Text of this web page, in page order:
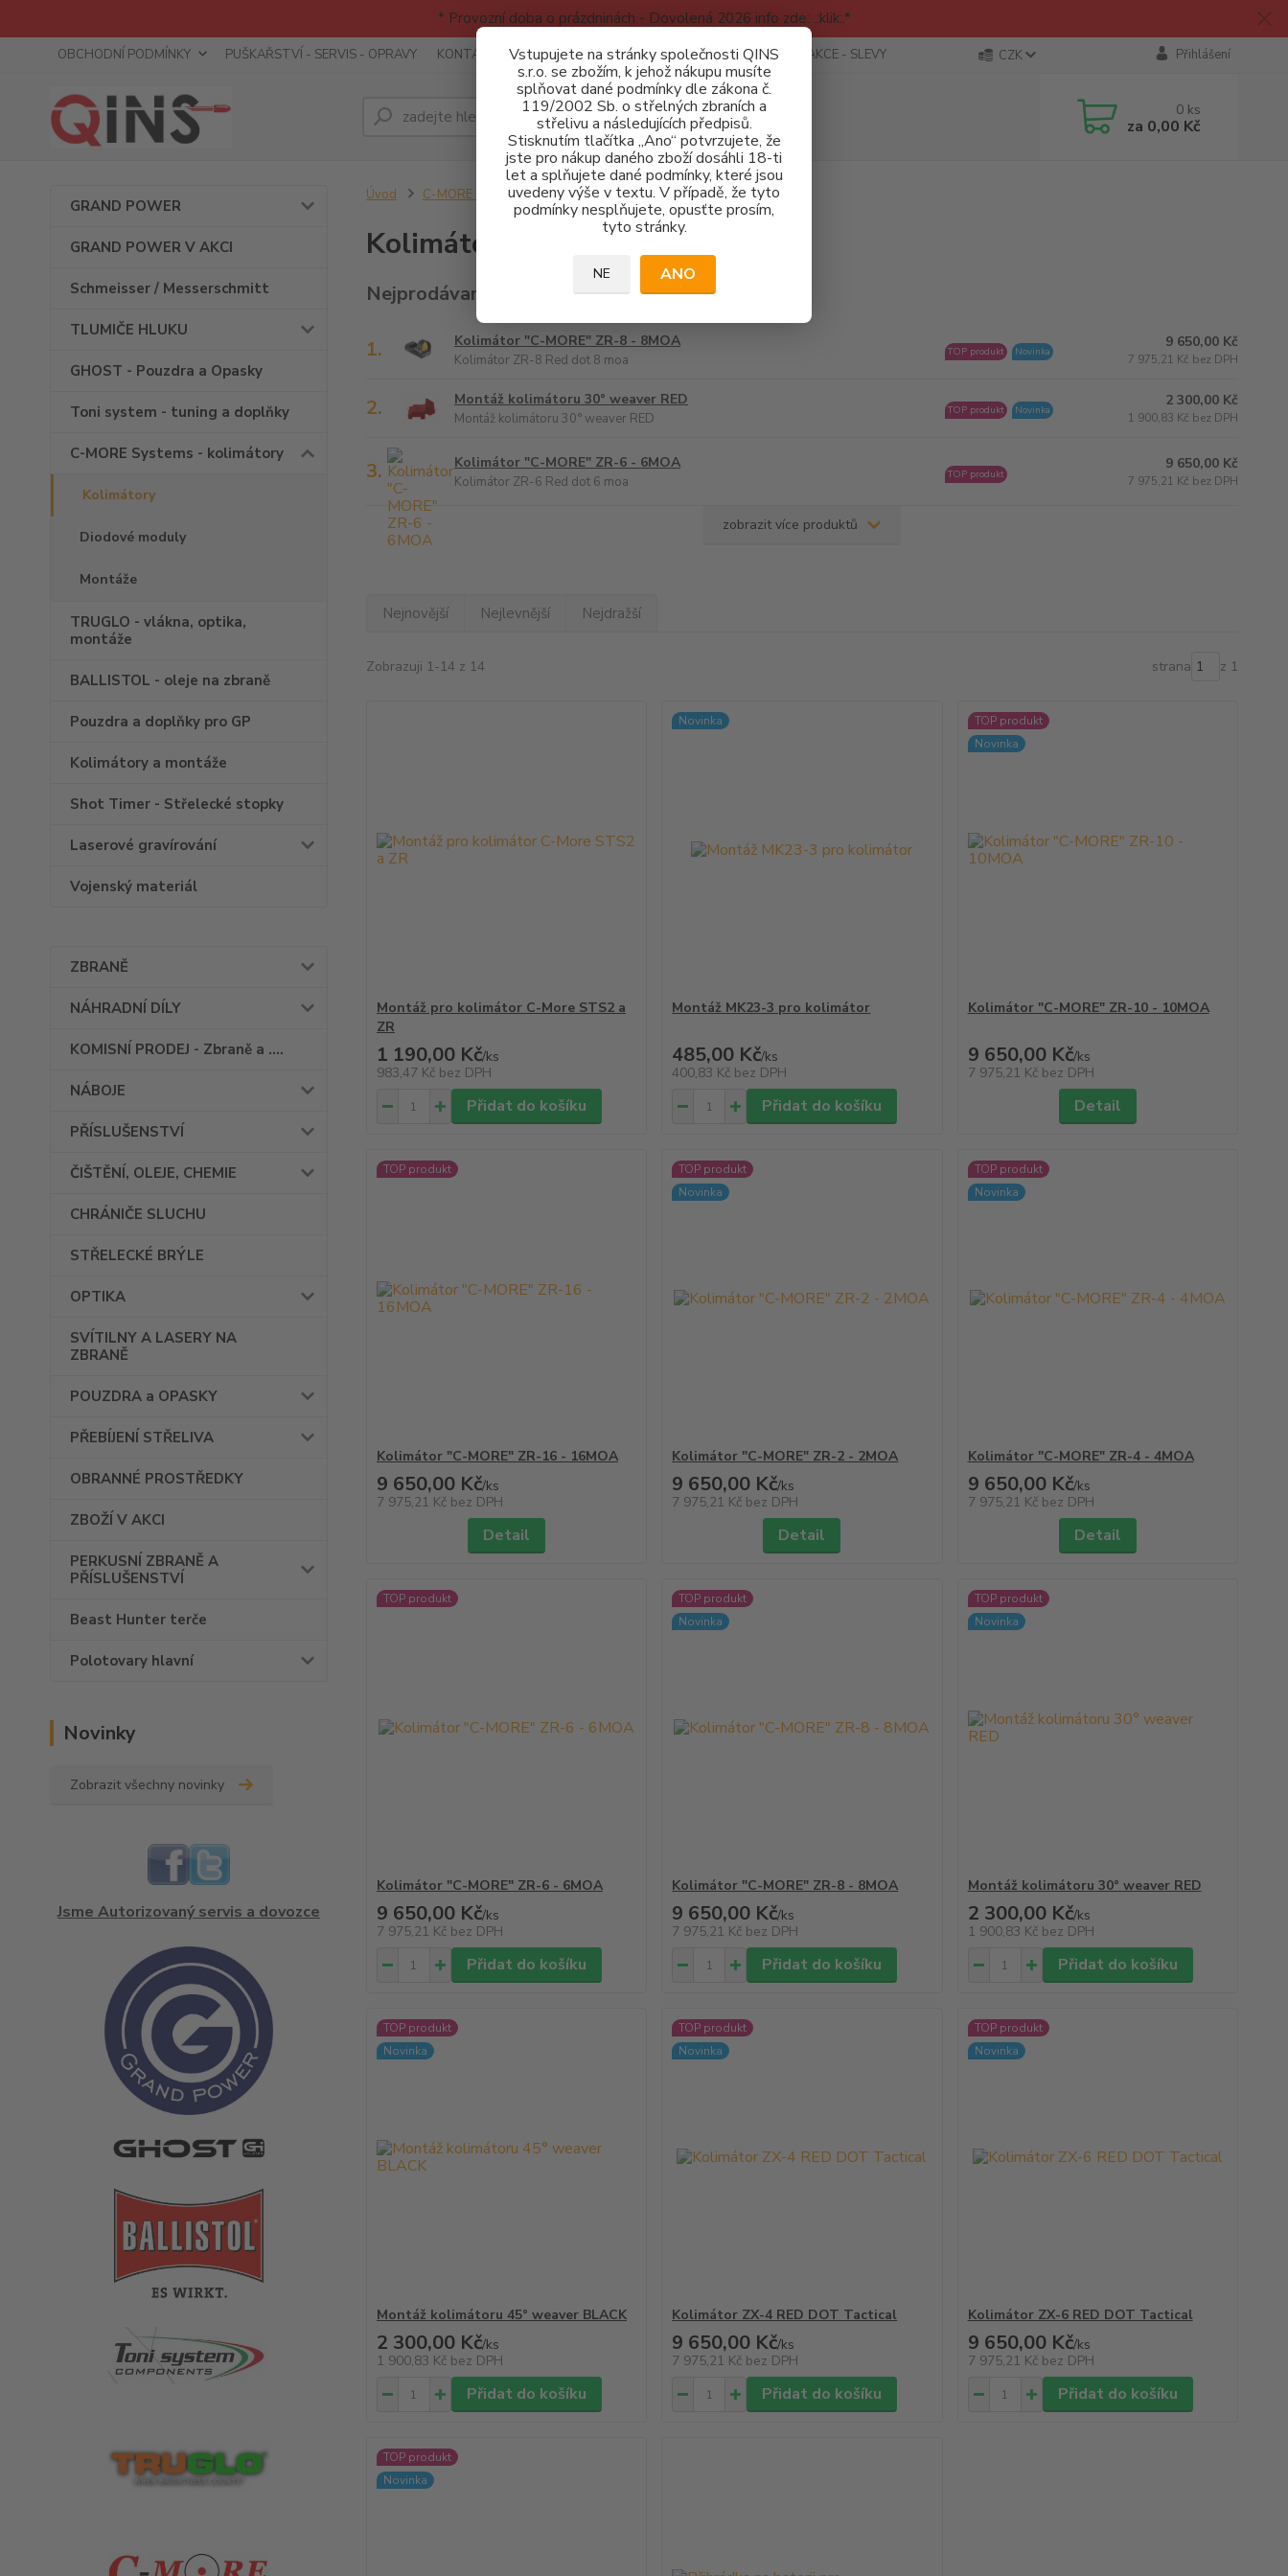
* Provozní doba o prázdninách - Dovolená 2026 info zde: .:klik:.*
Vstupujete na stránky společnosti QINS
s.r.o. se zbožím, k jehož nákupu musíte
splňovat dané podmínky dle zákona č.
119/2002 Sb. o střelných zbraních a
střelivu a následujících předpisů.
Stisknutím tlačítka „Ano“ potvrzujete, že
jste pro nákup daného zboží dosáhli 18-ti
let a splňujete dané podmínky, které jsou
uvedeny výše v textu. V případě, že tyto
podmínky nesplňujete, opusťte prosím,
tyto stránky.
NE ANO
OBCHODNÍ PODMÍNKY PUŠKAŘSTVÍ - SERVIS - OPRAVY KONTAKTY RECENZE - INFO SPORTOVNÍ AKCE AKCE - SLEVY CZK Přihlášení
Hledat 0 ks
za 0,00 Kč
GRAND POWER
GRAND POWER V AKCI
Schmeisser / Messerschmitt
TLUMIČE HLUKU
GHOST - Pouzdra a Opasky
Toni system - tuning a doplňky
C-MORE Systems - kolimátory
Kolimátory
Diodové moduly
Montáže
TRUGLO - vlákna, optika,
montáže
BALLISTOL - oleje na zbraně
Pouzdra a doplňky pro GP
Kolimátory a montáže
Shot Timer - Střelecké stopky
Laserové gravírování
Vojenský materiál
ZBRANĚ
NÁHRADNÍ DÍLY
KOMISNÍ PRODEJ - Zbraně a ....
NÁBOJE
PŘÍSLUŠENSTVÍ
ČIŠTĚNÍ, OLEJE, CHEMIE
CHRÁNIČE SLUCHU
STŘELECKÉ BRÝLE
OPTIKA
SVÍTILNY A LASERY NA
ZBRANĚ
POUZDRA a OPASKY
PŘEBÍJENÍ STŘELIVA
OBRANNÉ PROSTŘEDKY
ZBOŽÍ V AKCI
PERKUSNÍ ZBRANĚ A
PŘÍSLUŠENSTVÍ
Beast Hunter terče
Polotovary hlavní
Novinky
Zobrazit všechny novinky
Jsme Autorizovaný servis a dovozce
Úvod C-MORE Systems - kolimátory Kolimátory
Kolimátory
Nejprodávanější
1. Kolimátor "C-MORE" ZR-8 - 8MOA
Kolimátor ZR-8 Red dot 8 moa
TOP produkt Novinka
9 650,00 Kč
7 975,21 Kč bez DPH
2. Montáž kolimátoru 30° weaver RED
Montáž kolimátoru 30° weaver RED
TOP produkt Novinka
2 300,00 Kč
1 900,83 Kč bez DPH
3. Kolimátor "C-MORE" ZR-6 - 6MOA
Kolimátor ZR-6 Red dot 6 moa TOP produkt
9 650,00 Kč
7 975,21 Kč bez DPH
zobrazit více produktů
Nejnovější Nejlevnější Nejdražší
Zobrazuji 1-14 z 14 strana z 1
Montáž pro kolimátor C-More STS2 a
ZR
1 190,00 Kč/ks
983,47 Kč bez DPH
Přidat do košíku
Novinka
Montáž MK23-3 pro kolimátor
485,00 Kč/ks
400,83 Kč bez DPH
Přidat do košíku
TOP produkt
Novinka
Kolimátor "C-MORE" ZR-10 - 10MOA
9 650,00 Kč/ks
7 975,21 Kč bez DPH
Detail
TOP produkt
Kolimátor "C-MORE" ZR-16 - 16MOA
9 650,00 Kč/ks
7 975,21 Kč bez DPH
Detail
TOP produkt
Novinka
Kolimátor "C-MORE" ZR-2 - 2MOA
9 650,00 Kč/ks
7 975,21 Kč bez DPH
Detail
TOP produkt
Novinka
Kolimátor "C-MORE" ZR-4 - 4MOA
9 650,00 Kč/ks
7 975,21 Kč bez DPH
Detail
TOP produkt
Kolimátor "C-MORE" ZR-6 - 6MOA
9 650,00 Kč/ks
7 975,21 Kč bez DPH
Přidat do košíku
TOP produkt
Novinka
Kolimátor "C-MORE" ZR-8 - 8MOA
9 650,00 Kč/ks
7 975,21 Kč bez DPH
Přidat do košíku
TOP produkt
Novinka
Montáž kolimátoru 30° weaver RED
2 300,00 Kč/ks
1 900,83 Kč bez DPH
Přidat do košíku
TOP produkt
Novinka
Montáž kolimátoru 45° weaver BLACK
2 300,00 Kč/ks
1 900,83 Kč bez DPH
Přidat do košíku
TOP produkt
Novinka
Kolimátor ZX-4 RED DOT Tactical
9 650,00 Kč/ks
7 975,21 Kč bez DPH
Přidat do košíku
TOP produkt
Novinka
Kolimátor ZX-6 RED DOT Tactical
9 650,00 Kč/ks
7 975,21 Kč bez DPH
Přidat do košíku
TOP produkt
Novinka